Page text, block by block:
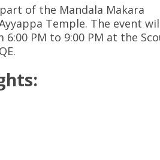
of the Mandala Makara
Temple. The event
PM to 9:00 PM at the